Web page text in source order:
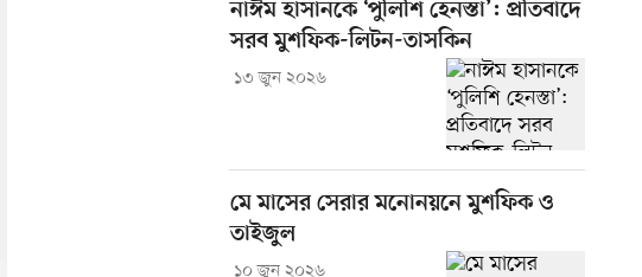
নাঈম হাসানকে ‘পুলিশি হেনস্তা’: প্রতিবাদে
সরব মুশফিক-লিটন-তাসকিন
১৩ জুন ২০২৬
মে মাসের সেরার মনোনয়নে মুশফিক ও
তাইজুল
১০ জুন ২০২৬